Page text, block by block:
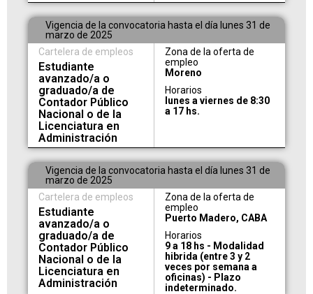
Vigencia de la convocatoria hasta el día lunes 31 de
marzo de 2025
Cartelera de empleos
Estudiante
avanzado/a o
graduado/a de
Contador Público
Nacional o de la
Licenciatura en
Administración
Zona de la oferta de
empleo
Moreno
Horarios
lunes a viernes de 8:30
a 17 hs.
Vigencia de la convocatoria hasta el día lunes 31 de
marzo de 2025
Cartelera de empleos
Estudiante
avanzado/a o
graduado/a de
Contador Público
Nacional o de la
Licenciatura en
Administración
Zona de la oferta de
empleo
Puerto Madero, CABA
Horarios
9 a 18 hs - Modalidad
hibrida (entre 3 y 2
veces por semana a
oficinas) - Plazo
indeterminado.